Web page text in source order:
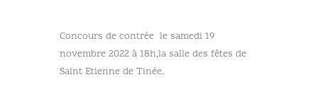
Concours de contrée le samedi 19
novembre 2022 à 18h,la salle des fêtes de
Saint Etienne de Tinée.